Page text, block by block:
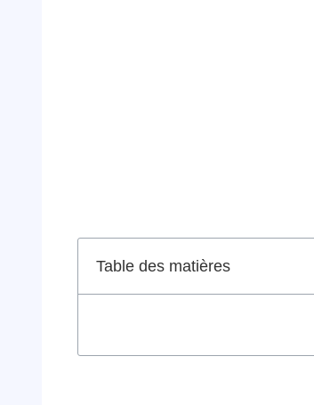
Table des matières